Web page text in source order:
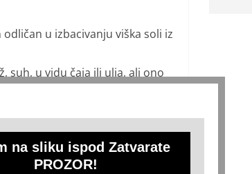
u izbacivanju viška soli iz
suh, u vidu čaja ili ulja, ali ono
na sliku ispod Zatvarate
PROZOR!